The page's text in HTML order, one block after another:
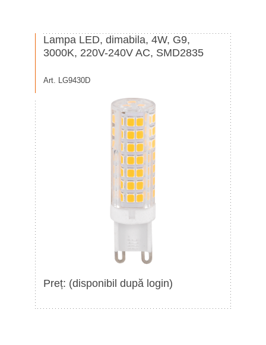
Lampa LED, dimabila, 4W, G9,
3000K, 220V-240V AC, SMD2835
Art. LG9430D
Preț: (disponibil după login)